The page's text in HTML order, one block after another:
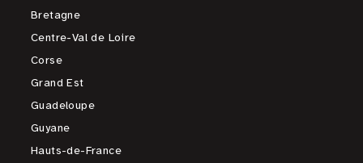
Bretagne
Centre-Val de Loire
Corse
Grand Est
Guadeloupe
Guyane
Hauts-de-France